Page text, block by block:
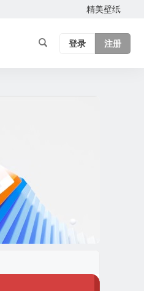
精美壁纸
登录 注册